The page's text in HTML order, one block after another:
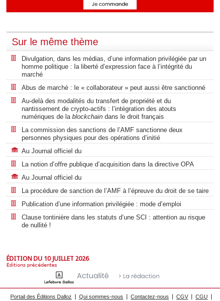
Sur le même thème
Divulgation, dans les médias, d’une information privilégiée par un
homme politique : la liberté d’expression face à l’intégrité du
marché
Abus de marché : le « collaborateur » peut aussi être sanctionné
Au-delà des modalités du transfert de propriété et du
nantissement de crypto-actifs : l’intégration des atouts
numériques de la blockchain dans le droit français
La commission des sanctions de l’AMF sanctionne deux
personnes physiques pour des opérations d’initié
Au Journal officiel du
La notion d’offre publique d’acquisition dans la directive OPA
Au Journal officiel du
La procédure de sanction de l’AMF à l’épreuve du droit de se taire
Publication d’une information privilégiée : mode d’emploi
Clause tontinière dans les statuts d’une SCI : attention au risque
de nullité !
ÉDITION DU 10 JUILLET 2026
Éditions précédentes
Portail des Éditions Dalloz Qui sommes-nous Contactez-nous CGV CGU